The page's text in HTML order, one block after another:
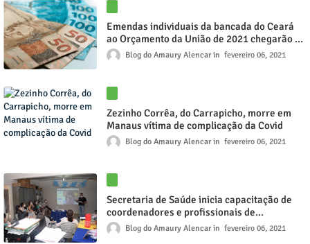
Emendas individuais da bancada do Ceará
ao Orçamento da União de 2021 chegarão a
R$ 407 milhões
Blog do Amaury Alencar fevereiro 06, 2021
Zezinho Corrêa, do Carrapicho, morre em
Manaus vítima de complicação da Covid
Blog do Amaury Alencar fevereiro 06, 2021
Secretaria de Saúde inicia capacitação de
coordenadores e profissionais de
enfermagem sobre o uso da ferramenta
digital do E-SUS
Blog do Amaury Alencar fevereiro 06, 2021